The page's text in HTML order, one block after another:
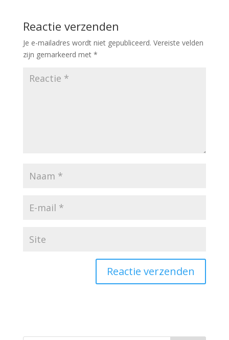
Reactie verzenden
Je e-mailadres wordt niet gepubliceerd. Vereiste velden
zijn gemarkeerd met *